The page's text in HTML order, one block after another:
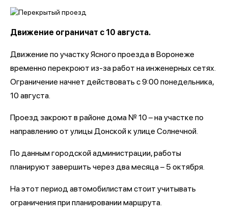
Движение ограничат с 10 августа.
Движение по участку Ясного проезда в Воронеже
временно перекроют из-за работ на инженерных сетях.
Ограничение начнет действовать с 9:00 понедельника,
10 августа.
Проезд закроют в районе дома № 10 – на участке по
направлению от улицы Донской к улице Солнечной.
По данным городской администрации, работы
планируют завершить через два месяца – 5 октября.
На этот период автомобилистам стоит учитывать
ограничения при планировании маршрута.